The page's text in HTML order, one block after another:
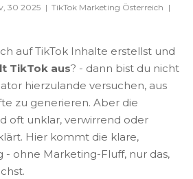
30 2025 | TikTok Marketing Österreich |
auf TikTok Inhalte erstellst und
TikTok aus? - dann bist du nicht
hierzulande versuchen, aus
zu generieren. Aber die
oft unklar, verwirrend oder
Hier kommt die klare,
- ohne Marketing-Fluff, nur das,